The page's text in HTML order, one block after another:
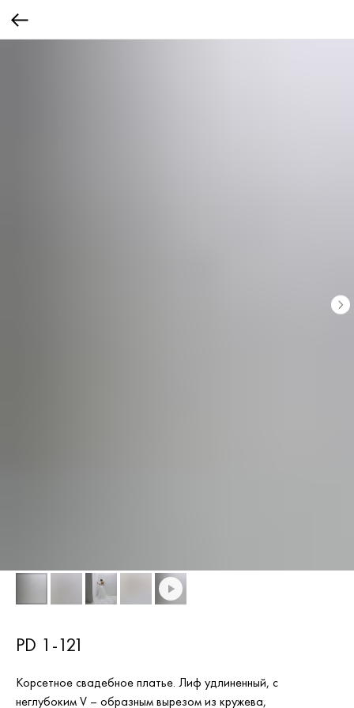
PD 1-121
Корсетное свадебное платье. Лиф удлиненный, с
неглубоким V – образным вырезом из кружева,